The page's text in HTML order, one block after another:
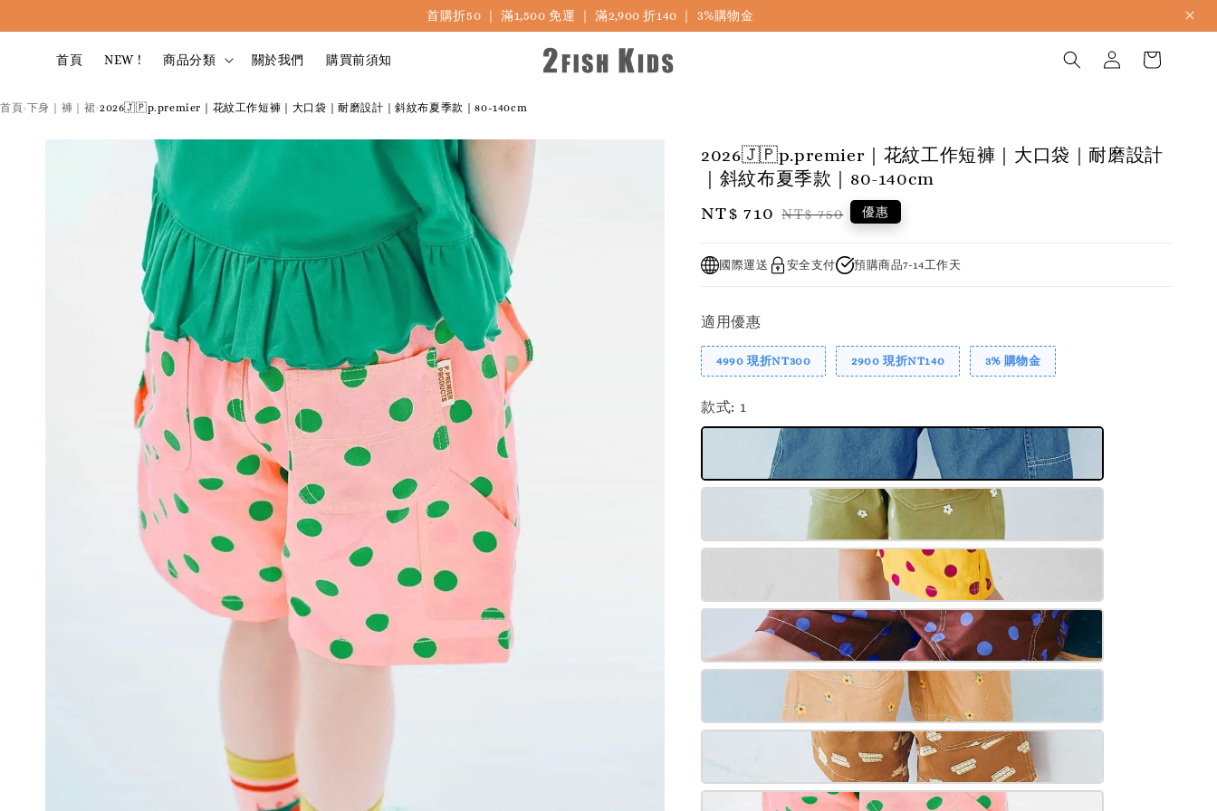
首購折50 ｜ 滿1,500 免運 ｜ 滿2,900 折140 ｜ 3%購物金
首頁 NEW ! 商品分類 關於我們 購買前須知
首頁›下身｜褲｜裙›2026🇯🇵p.premier｜花紋工作短褲｜大口袋｜耐磨設計｜斜紋布夏季款｜80-140cm
2026🇯🇵p.premier｜花紋工作短褲｜大口袋｜耐磨設計
｜斜紋布夏季款｜80-140cm
Sale
NT$ 710 Regular
NT$ 750 優惠
國際運送 安全支付 預購商品7-14工作天
適用優惠
4990 現折NT300 2900 現折NT140 3% 購物金
款式: 1